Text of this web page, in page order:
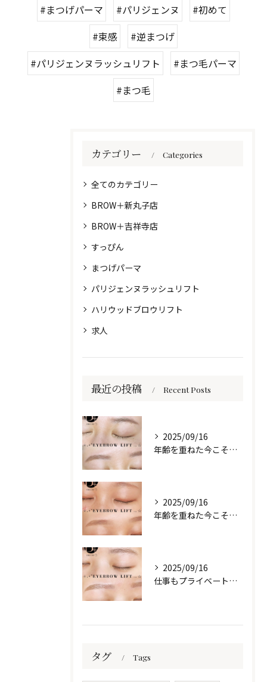
#まつげパーマ #パリジェンヌ
#初めて
#束感
#逆まつげ
#パリジェンヌラッシュリフト
#まつ毛パーマ
#まつ毛
カテゴリー Categories
全てのカテゴリー
BROW＋新丸子店
BROW＋吉祥寺店
すっぴん
まつげパーマ
パリジェンヌラッシュリフト
ハリウッドブロウリフト
求人
最近の投稿 Recent Posts
2025/09/16
年齢を重ねた今こそ、自然な美しさを目元に🌷
2025/09/16
年齢を重ねた今こそ、自然な美しさを目元に🌷
2025/09/16
仕事もプライベートも、自信は“目元”から✨️
タグ Tags